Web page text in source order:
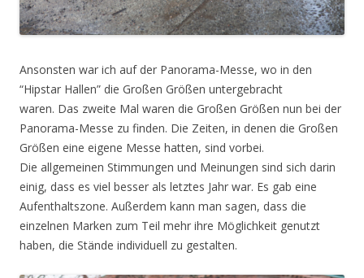
Ansonsten war ich auf der Panorama-Messe, wo in den
“Hipstar Hallen” die Großen Größen untergebracht
waren. Das zweite Mal waren die Großen Größen nun bei der
Panorama-Messe zu finden. Die Zeiten, in denen die Großen
Größen eine eigene Messe hatten, sind vorbei.
Die allgemeinen Stimmungen und Meinungen sind sich darin
einig, dass es viel besser als letztes Jahr war. Es gab eine
Aufenthaltszone. Außerdem kann man sagen, dass die
einzelnen Marken zum Teil mehr ihre Möglichkeit genutzt
haben, die Stände individuell zu gestalten.